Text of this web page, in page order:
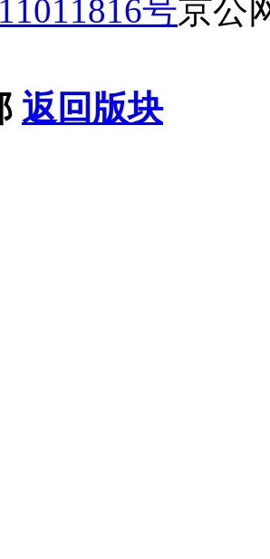
号京公
返回版块